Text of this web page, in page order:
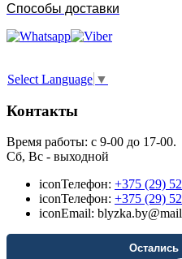
Способы доставки
Select Language ▼
Контакты
Время работы: с 9-00 до 17-00.
Сб, Вс - выходной
iconТелефон: +375 (29)
iconТелефон: +375 (29)
iconEmail: